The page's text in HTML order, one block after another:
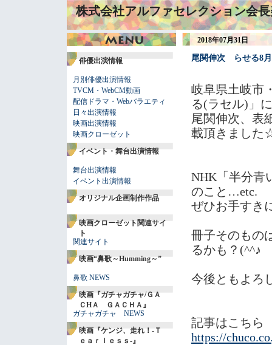
株式会社アルファセレクション会
俳優出演情報
月別俳優出演情報
TVCM・WebCM動画
配信ドラマ・Webバラエティ
日々出演情報
映画出演情報
映画クローゼット
イベント・舞台出演情報
舞台出演情報
イベント出演情報
オリジナル企画制作作品
映画クローゼット関連サイ
ト
関連サイト
映画“鼻歌～Humming～”
鼻歌 NEWS
映画『ガチャガチャ/ＧＡ
ＣHＡ ＧＡＣＨＡ』
ガチャガチャ NEWS
映画『ケンジ、走れ！-Ｔ
ｅａｒｌｅｓｓ-』
2018年07月31日
尾関伸次 らせる8
岐阜県土岐市
る(ラセル)」
尾関伸次、表
載頂きました
NHK「半分青
のこと…etc.
ぜひお手すき
冊子そのもの
るかも？(^^♪
今後ともよろ
記事はこち
https://